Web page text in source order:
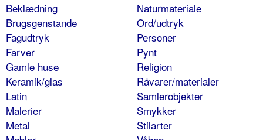
Beklædning
Brugsgenstande
Fagudtryk
Farver
Gamle huse
Keramik/glas
Latin
Malerier
Metal
Naturmateriale
Ord/udtryk
Personer
Pynt
Religion
Råvarer/materialer
Samlerobjekter
Smykker
Stilarter